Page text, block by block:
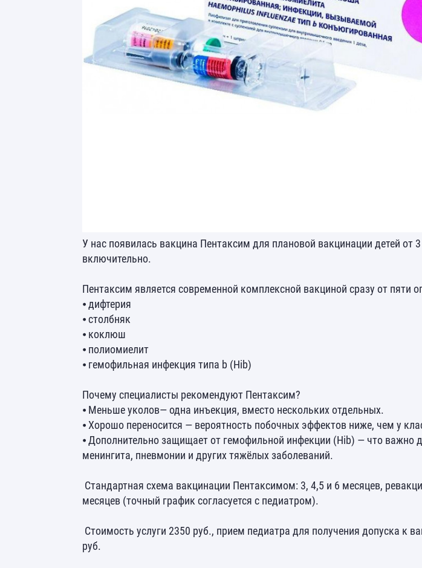
У нас появилась вакцина Пентаксим для плановой вакцинации детей от
включительно.
Пентаксим является современной комплексной вакциной сразу от пяти
⦁ дифтерия
⦁ столбняк
⦁ коклюш
⦁ полиомиелит
⦁ гемофильная инфекция типа b (Hib)
Почему специалисты рекомендуют Пентаксим?
⦁ Меньше уколов— одна инъекция, вместо нескольких отдельных.
⦁ Хорошо переносится — вероятность побочных эффектов ниже, чем у
⦁ Дополнительно защищает от гемофильной инфекции (Hib) — что важно
менингита, пневмонии и других тяжёлых заболеваний.
Стандартная схема вакцинации Пентаксимом: 3, 4,5 и 6 месяцев,
месяцев (точный график согласуется с педиатром).
Стоимость услуги 2350 руб., прием педиатра для получения допуска к
руб.